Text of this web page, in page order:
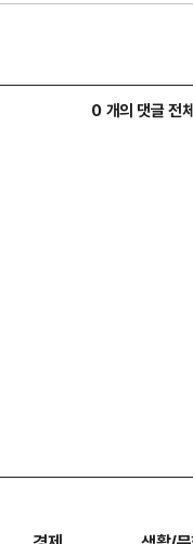
0 개의 댓글 전